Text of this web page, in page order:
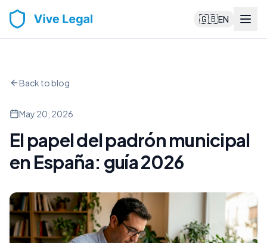
🇬🇧EN
Back to blog
May 20, 2026
El papel del padrón municipal
en España: guía 2026